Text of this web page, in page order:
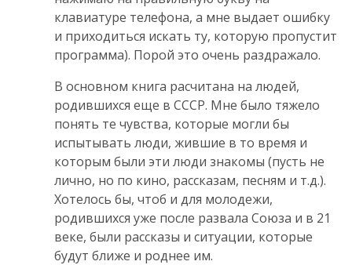
клавиатуре телефона, а мне выдает ошибку
и приходиться искать ту, которую пропустит
программа). Порой это очень раздражало.
В основном книга расчитана на людей,
родившихся еще в СССР. Мне было тяжело
понять те чувства, которые могли бы
испытывать люди, жившие в то время и
которым были эти люди знакомы (пусть не
лично, но по кино, рассказам, песням и т.д.).
Хотелось бы, чтоб и для молодежи,
родившихся уже после развала Союза и в 21
веке, были рассказы и ситуации, которые
будут ближе и роднее им.